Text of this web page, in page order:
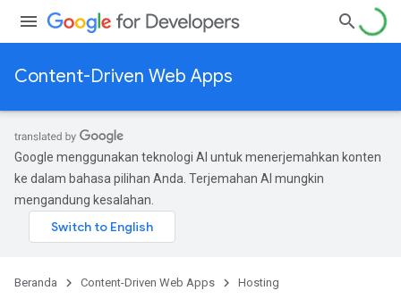
Content-Driven Web Apps
Google menggunakan teknologi AI untuk menerjemahkan konten
ke dalam bahasa pilihan Anda. Terjemahan AI mungkin
mengandung kesalahan.
Beranda Content-Driven Web Apps Hosting